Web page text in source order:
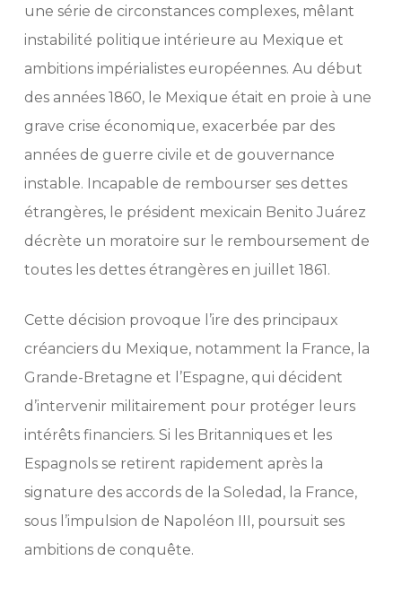
une série de circonstances complexes, mêlant
instabilité politique intérieure au Mexique et
ambitions impérialistes européennes. Au début
des années 1860, le Mexique était en proie à une
grave crise économique, exacerbée par des
années de guerre civile et de gouvernance
instable. Incapable de rembourser ses dettes
étrangères, le président mexicain Benito Juárez
décrète un moratoire sur le remboursement de
toutes les dettes étrangères en juillet 1861.
Cette décision provoque l’ire des principaux
créanciers du Mexique, notamment la France, la
Grande-Bretagne et l’Espagne, qui décident
d’intervenir militairement pour protéger leurs
intérêts financiers. Si les Britanniques et les
Espagnols se retirent rapidement après la
signature des accords de la Soledad, la France,
sous l’impulsion de Napoléon III, poursuit ses
ambitions de conquête.